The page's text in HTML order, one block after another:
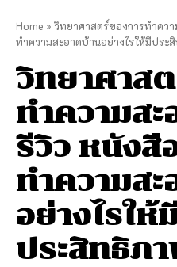
Home » วิทยาศาสตร์ของการทำคว
ทำความสะอาดบ้านอย่างไรให้มีประ
วิทยาศาส
ทำความสะ
รีวิว หนังสื
ทำความสะ
อย่างไรให้
ประสิทธิภ